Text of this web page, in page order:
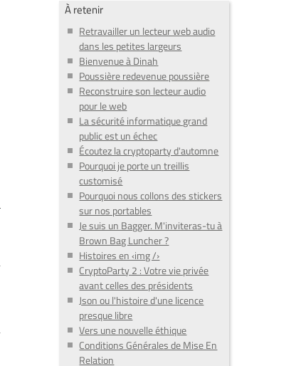
À retenir
Retravailler un lecteur web audio
dans les petites largeurs
Bienvenue à Dinah
Poussière redevenue poussière
Reconstruire son lecteur audio
pour le web
La sécurité informatique grand
public est un échec
Écoutez la cryptoparty d'automne
Pourquoi je porte un treillis
customisé
Pourquoi nous collons des stickers
sur nos portables
Je suis un Bagger. M'inviteras-tu à
Brown Bag Luncher ?
Histoires en ‹img /›
CryptoParty 2 : Votre vie privée
avant celles des présidents
Json ou l'histoire d'une licence
presque libre
Vers une nouvelle éthique
Conditions Générales de Mise En
Relation